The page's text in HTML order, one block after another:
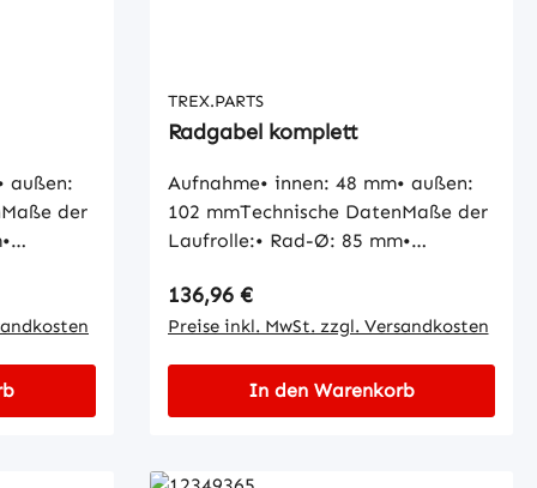
außen:
der
Ø: 20
TREX.PARTS
Radgabel komplett
Aufnahme• innen: 48 mm• außen:
102 mmTechnische DatenMaße der
Laufrolle:• Rad-Ø: 85 mm•
mmMaße der Aufnahme Buchse:•
Innen-Ø: 20 mm• Außen-Ø: 30 mm•
Regulärer Preis:
136,96 €
Preise inkl. MwSt. zzgl. Versandkosten
In den Warenkorb